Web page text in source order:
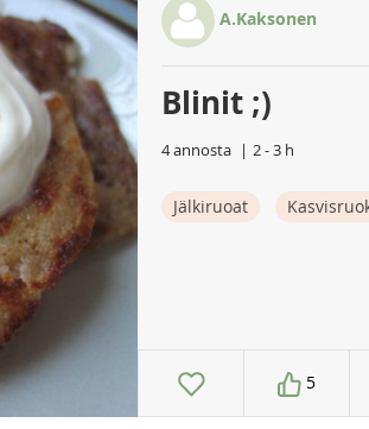
A.Kaksonen
Blinit ;)
4 annosta 2 - 3 h
Jälkiruoat
5